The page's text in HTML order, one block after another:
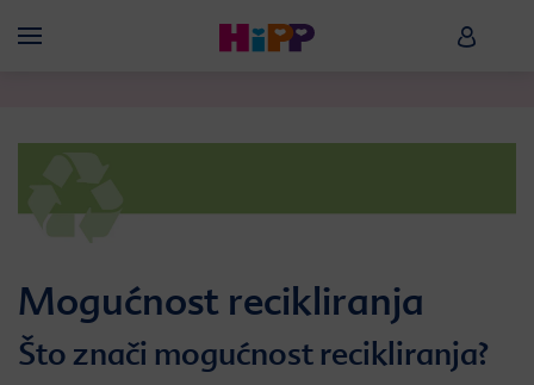
Menü HiPP
Mogućnost recikliranja
Što znači mogućnost recikliranja?